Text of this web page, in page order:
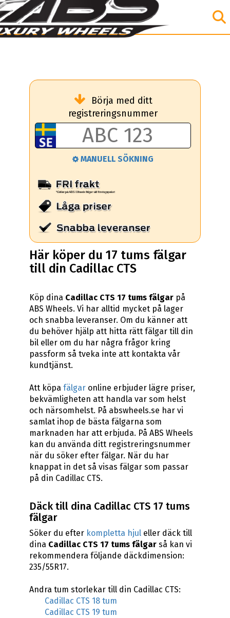
Börja med ditt
registreringsnummer
MANUELL SÖKNING
Här köper du 17 tums fälgar
till din Cadillac CTS
Köp dina Cadillac CTS 17 tums fälgar på
ABS Wheels. Vi har alltid mycket på lager
och snabba leveranser. Om du känner att
du behöver hjälp att hitta rätt fälgar till din
bil eller om du har några frågor kring
passform så tveka inte att kontakta vår
kundtjänst.
Att köpafälgar online erbjuder lägre priser,
bekvämligheten att handla var som helst
och närsomhelst. På abswheels.se har vi
samlat ihop de bästa fälgarna som
marknaden har att erbjuda. På ABS Wheels
kan du använda ditt registreringsnummer
när du söker efter fälgar. När du har
knappat in det så visas fälgar som passar
på din Cadillac CTS.
Däck till dina Cadillac CTS 17 tums
fälgar
Söker du efter kompletta hjul eller däck till
dina Cadillac CTS 17 tums fälgar så kan vi
rekommendera följande däckdimension:
235/55R17.
Andra tum storlekar till din Cadillac CTS:
Cadillac CTS 18 tum
Cadillac CTS 19 tum